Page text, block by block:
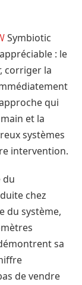
Symbiotic
: le
corriger la
qui
et la
systèmes
intervention.
du
chez
du système,
sa
de vendre